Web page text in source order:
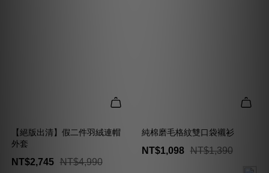
【絕版出清】假二件羽絨連帽
外套
NT$2,745 NT$4,990
純棉磨毛格紋雙口袋襯衫
NT$1,098 NT$1,390